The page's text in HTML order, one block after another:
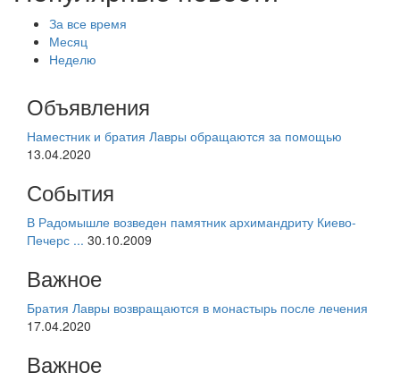
За все время
Месяц
Неделю
Объявления
Наместник и братия Лавры обращаются за помощью
13.04.2020
События
В Радомышле возведен памятник архимандриту Киево-
Печерс ... 30.10.2009
Важное
Братия Лавры возвращаются в монастырь после лечения
17.04.2020
Важное